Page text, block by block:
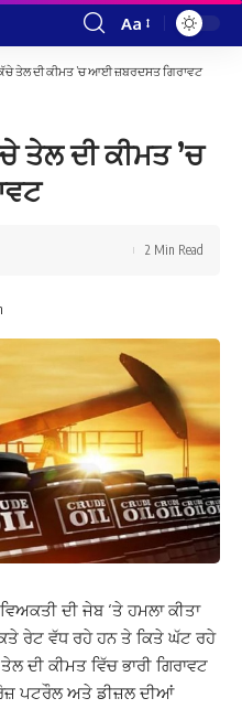
Font
Resizer
Aa
ਕੱਚੇ ਤੇਲ ਦੀ ਕੀਮਤ ’ਚ ਆਈ ਜ਼ਬਰਦਸਤ ਗਿਰਾਵਟ
ਤੇਲ ਦੀ ਕੀਮਤ ’ਚ
2 Min Read
ਦੀ ਜੇਬ ‘ਤੇ ਹਮਲਾ ਕੀਤਾ
ਰੇਟ ਵੱਧ ਰਹੇ ਹਨ ਤੇ ਕਿਤੇ ਘੱਟ ਰਹੇ
ਦੀ ਕੀਮਤ ਵਿੱਚ ਭਾਰੀ ਗਿਰਾਵਟ
ਪਟਰੌਲ ਅਤੇ ਡੀਜ਼ਲ ਦੀਆਂ